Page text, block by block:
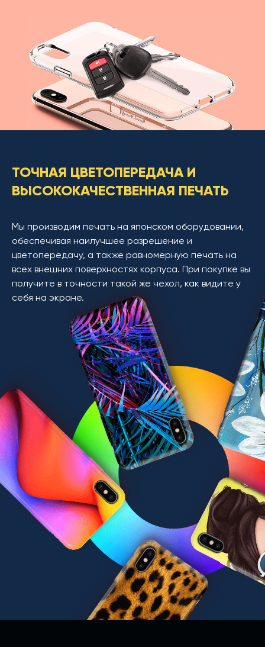
ТОЧНАЯ ЦВЕТОПЕРЕДАЧА И
ВЫСОКОКАЧЕСТВЕННАЯ ПЕЧАТЬ
Мы производим печать на японском оборудовании,
обеспечивая наилучшее разрешение и
цветопередачу, а также равномерную печать на
всех внешних поверхностях корпуса. При покупке вы
получите в точности такой же чехол, как видите у
себя на экране.